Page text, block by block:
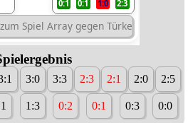
0:1
0:1 1:0 2:3
3:0 3:3 2:3 2:1 2:0 2:5
1:3 0:2 0:1 0:3 0:0